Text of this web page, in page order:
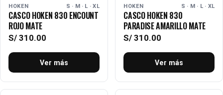
AGOTADO
HOKEN S · M · L · XL
CASCO HOKEN 830 ENCOUNT
ROJO MATE
S/ 310.00
Ver más
AGOTADO
HOKEN S · M · L · XL
CASCO HOKEN 830
PARADISE AMARILLO MATE
S/ 310.00
Ver más